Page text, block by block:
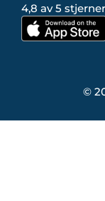
4,8 av 5
©